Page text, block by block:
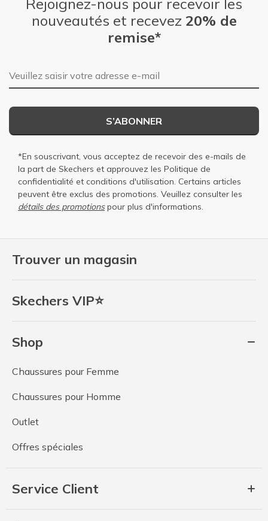
Trouver un magasin
Skechers VIP⭐
Shop
Chaussures pour Femme
Chaussures pour Homme
Outlet
Offres spéciales
Service Client
Rejoignez-nous pour recevoir les
nouveautés et recevez 20% de
remise*
Adresse e-mail
S’ABONNER
*En souscrivant, vous acceptez de recevoir des e-mails de
la part de Skechers et approuvez les Politique de
confidentialité et conditions d'utilisation. Certains articles
peuvent être exclus des promotions. Veuillez consulter les
détails des promotionspour plus d'informations.